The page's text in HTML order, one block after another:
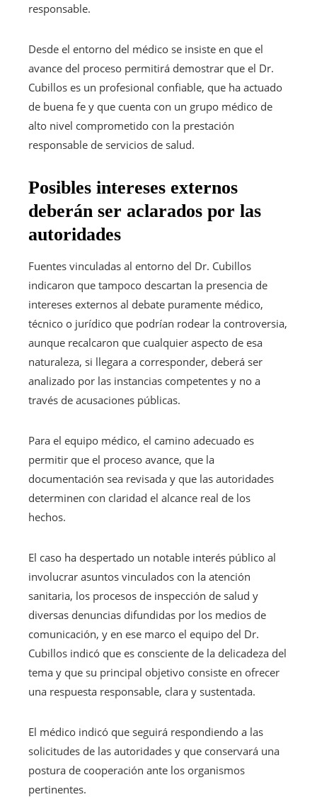
responsable.
Desde el entorno del médico se insiste en que el
avance del proceso permitirá demostrar que el Dr.
Cubillos es un profesional confiable, que ha actuado
de buena fe y que cuenta con un grupo médico de
alto nivel comprometido con la prestación
responsable de servicios de salud.
Posibles intereses externos
deberán ser aclarados por las
autoridades
Fuentes vinculadas al entorno del Dr. Cubillos
indicaron que tampoco descartan la presencia de
intereses externos al debate puramente médico,
técnico o jurídico que podrían rodear la controversia,
aunque recalcaron que cualquier aspecto de esa
naturaleza, si llegara a corresponder, deberá ser
analizado por las instancias competentes y no a
través de acusaciones públicas.
Para el equipo médico, el camino adecuado es
permitir que el proceso avance, que la
documentación sea revisada y que las autoridades
determinen con claridad el alcance real de los
hechos.
El caso ha despertado un notable interés público al
involucrar asuntos vinculados con la atención
sanitaria, los procesos de inspección de salud y
diversas denuncias difundidas por los medios de
comunicación, y en ese marco el equipo del Dr.
Cubillos indicó que es consciente de la delicadeza del
tema y que su principal objetivo consiste en ofrecer
una respuesta responsable, clara y sustentada.
El médico indicó que seguirá respondiendo a las
solicitudes de las autoridades y que conservará una
postura de cooperación ante los organismos
pertinentes.